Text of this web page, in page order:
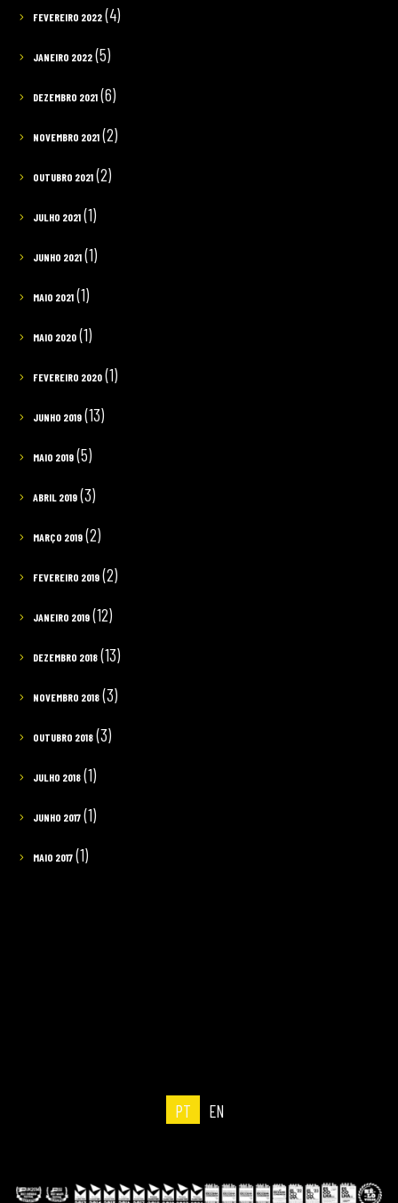
FEVEREIRO 2022(4)
JANEIRO 2022(5)
DEZEMBRO 2021(6)
NOVEMBRO 2021(2)
OUTUBRO 2021(2)
JULHO 2021(1)
JUNHO 2021(1)
MAIO 2021(1)
MAIO 2020(1)
FEVEREIRO 2020(1)
JUNHO 2019(13)
MAIO 2019(5)
ABRIL 2019(3)
MARÇO 2019(2)
FEVEREIRO 2019(2)
JANEIRO 2019(12)
DEZEMBRO 2018(13)
NOVEMBRO 2018(3)
OUTUBRO 2018(3)
JULHO 2018(1)
JUNHO 2017(1)
MAIO 2017(1)
PT EN